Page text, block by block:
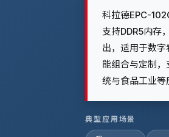
科拉德EPC-
支持DDR5内存
出，适用于数
能组合与定制
统与食品工业等
典型应用场景